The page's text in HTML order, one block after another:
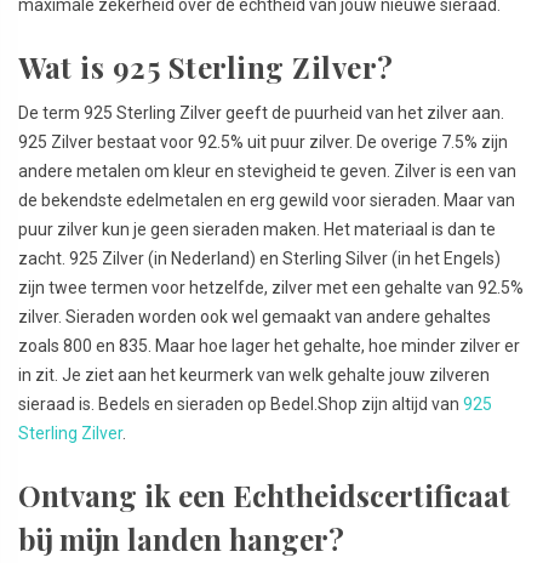
maximale zekerheid over de echtheid van jouw nieuwe sieraad.
Wat is 925 Sterling Zilver?
De term 925 Sterling Zilver geeft de puurheid van het zilver aan.
925 Zilver bestaat voor 92.5% uit puur zilver. De overige 7.5% zijn
andere metalen om kleur en stevigheid te geven. Zilver is een van
de bekendste edelmetalen en erg gewild voor sieraden. Maar van
puur zilver kun je geen sieraden maken. Het materiaal is dan te
zacht. 925 Zilver (in Nederland) en Sterling Silver (in het Engels)
zijn twee termen voor hetzelfde, zilver met een gehalte van 92.5%
zilver. Sieraden worden ook wel gemaakt van andere gehaltes
zoals 800 en 835. Maar hoe lager het gehalte, hoe minder zilver er
in zit. Je ziet aan het keurmerk van welk gehalte jouw zilveren
sieraad is. Bedels en sieraden op Bedel.Shop zijn altijd van 925
Sterling Zilver.
Ontvang ik een Echtheidscertificaat
bij mijn landen hanger?